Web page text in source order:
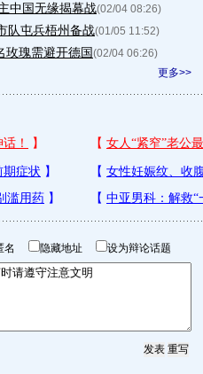
中国无缘揭幕战(02/04 08:26)
队屯兵梧州备战(01/05 11:52)
玫瑰需避开德国(02/04 06:26)
更多>>
名 隐藏地址 设为辩论话题